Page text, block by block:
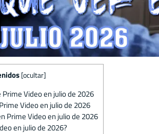
[ocultar]
Video en julio de 2026
Video en julio de 2026
Prime Video en julio de 2026
en julio de 2026?